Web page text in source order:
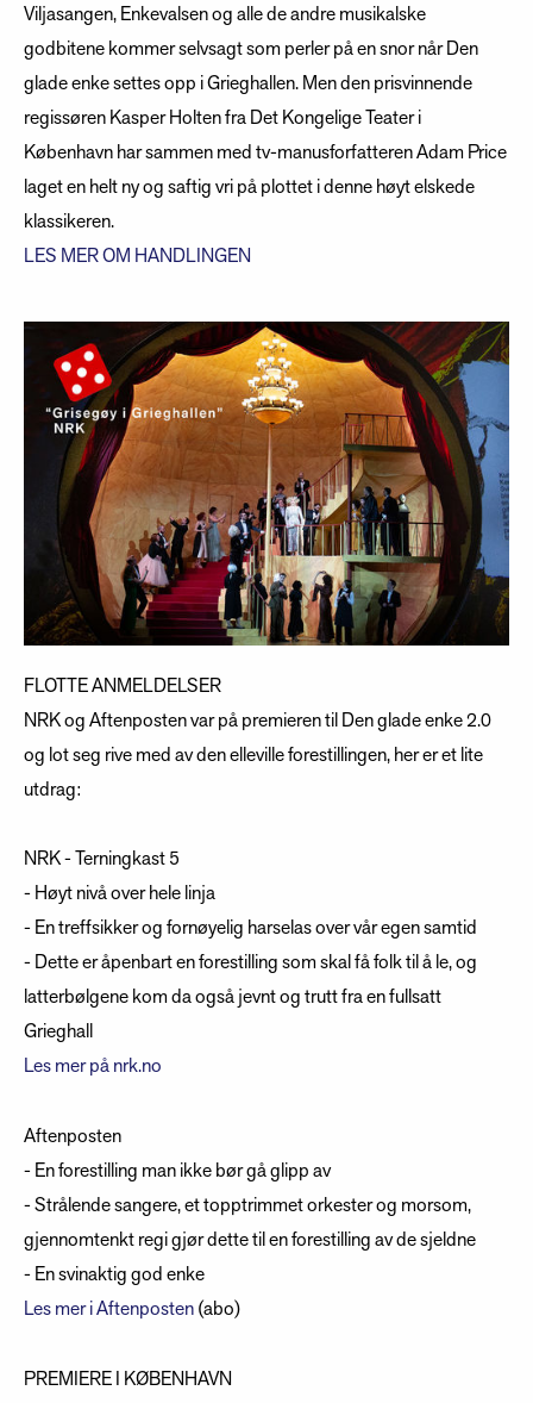
Viljasangen, Enkevalsen og alle de andre musikalske
godbitene kommer selvsagt som perler på en snor når Den
glade enke settes opp i Grieghallen. Men den prisvinnende
regissøren Kasper Holten fra Det Kongelige Teater i
København har sammen med tv-manusforfatteren Adam Price
laget en helt ny og saftig vri på plottet i denne høyt elskede
klassikeren.
LES MER OM HANDLINGEN
FLOTTE ANMELDELSER
NRK og Aftenposten var på premieren til Den glade enke 2.0
og lot seg rive med av den elleville forestillingen, her er et lite
utdrag:
NRK - Terningkast 5
- Høyt nivå over hele linja
- En treffsikker og fornøyelig harselas over vår egen samtid
- Dette er åpenbart en forestilling som skal få folk til å le, og
latterbølgene kom da også jevnt og trutt fra en fullsatt
Grieghall
Les mer på nrk.no
Aftenposten
- En forestilling man ikke bør gå glipp av
- Strålende sangere, et topptrimmet orkester og morsom,
gjennomtenkt regi gjør dette til en forestilling av de sjeldne
- En svinaktig god enke
Les mer i Aftenposten(abo)
PREMIERE I KØBENHAVN